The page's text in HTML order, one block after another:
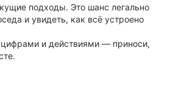
подходы. Это шанс легально
и увидеть, как всё устроено
цифрами и действиями — приноси,